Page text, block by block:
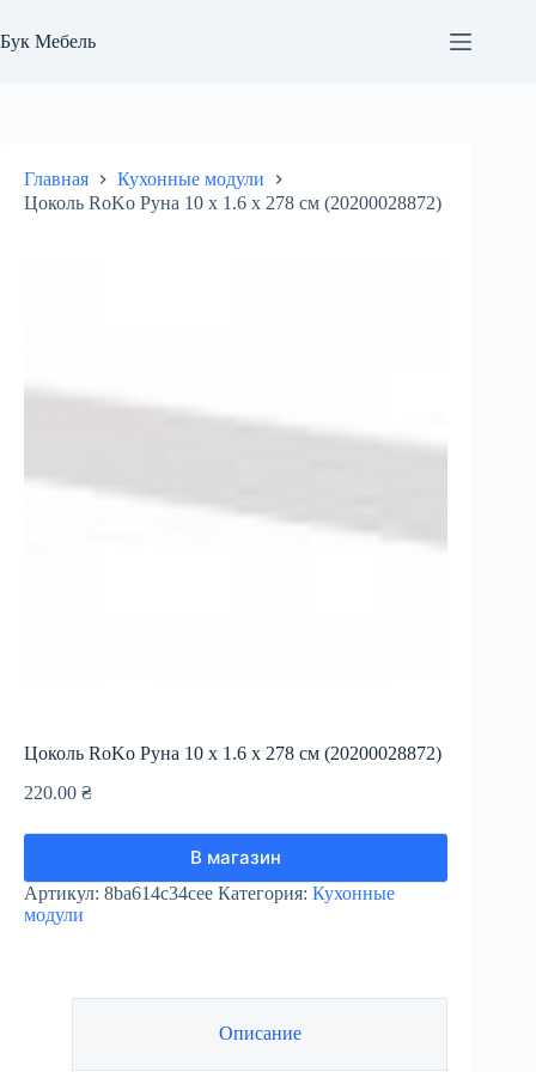
к
сути
Бук Мебель
Главная
Кухонные модули
Цоколь RoKo Руна 10 х 1.6 х 278 см (20200028872)
Цоколь RoKo Руна 10 х 1.6 х 278 см (20200028872)
220.00 ₴
В магазин
Артикул: 8ba614c34cee Категория: Кухонные
модули
Описание